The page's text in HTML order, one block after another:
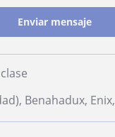
Enviar mensaje